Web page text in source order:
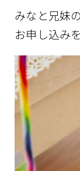
みなと兄妹
お申し込み